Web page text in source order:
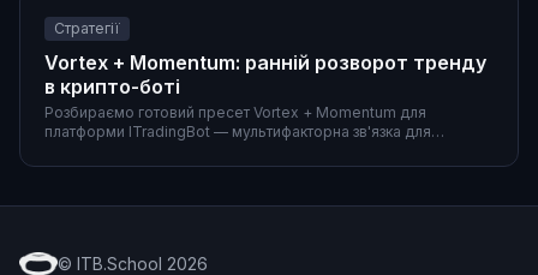
Стратегії
Vortex + Momentum: ранній розворот тренду
в крипто-боті
Розбираємо готовий пресет Vortex + Momentum для
платформи ITradingBot — мультифакторна зв'язка для
повна конфігурація фільтрів і виходів, пояснення ролей і
© ITB.School 2026